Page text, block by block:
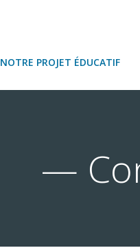
NOTRE PROJET ÉDUCATIF
—